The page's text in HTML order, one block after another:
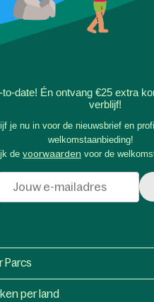
to-date! Én ontvang €25 extra
verblijf!
je nu in voor de nieuwsbrief en
welkomstaanbieding!
de voorwaarden voor de
Parcs
per land